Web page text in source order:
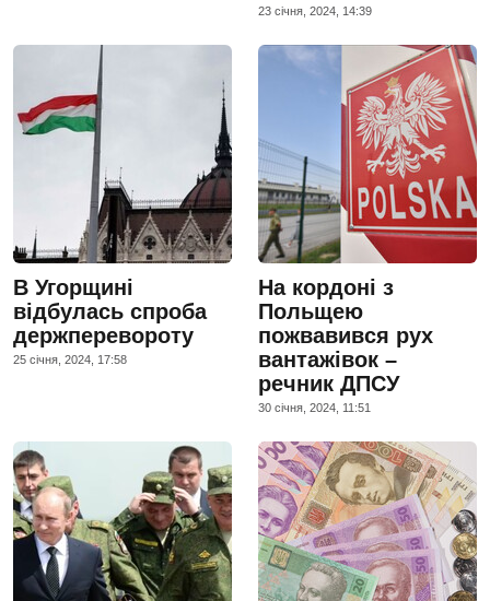
23 сiчня, 2024, 14:39
В Угорщині
відбулась спроба
держперевороту
25 сiчня, 2024, 17:58
На кордоні з
Польщею
пожвавився рух
вантажівок –
речник ДПСУ
30 сiчня, 2024, 11:51